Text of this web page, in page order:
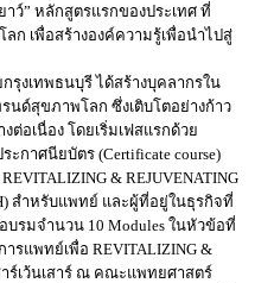
ว์” หลักสูตรแรกของประเทศ ที่
ก เพื่อสร้างองค์ความรู้เพื่อนำไปสู่
รุงเทพธนบุรี ได้สร้างบุคลากรใน
นด์สุขภาพโลก ซึ่งเติบโตอย่างก้าว
ต่อเนื่อง โดยเริ่มเฟสแรกด้วย
กาศนียบัตร (Certificate course)
& REJUVENATING
สำหรับแพทย์ และผู้ที่อยู่ในธุรกิจที่
รมจำนวน 10 Modules ในหัวข้อที่
รแพทย์เพื่อ REVITALIZING &
าร์เว้นเสาร์ ณ คณะแพทยศาสตร์